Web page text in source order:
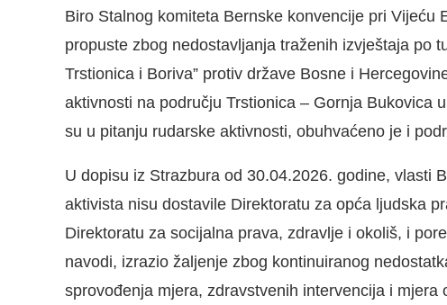
Biro Stalnog komiteta Bernske konvencije pri Vijeću
propuste zbog nedostavljanja traženih izvještaja po
Trstionica i Boriva” protiv države Bosne i
aktivnosti na području Trstionica – Gornja Bukovica
su u pitanju rudarske aktivnosti, obuhvaćeno je i
U dopisu iz Strazbura od 30.04.2026. godine, vlasti
aktivista nisu dostavile Direktoratu za opća ljudska
Direktoratu za socijalna prava, zdravlje i okoliš, i
navodi, izrazio žaljenje zbog kontinuiranog
sprovođenja mjera, zdravstvenih intervencija i